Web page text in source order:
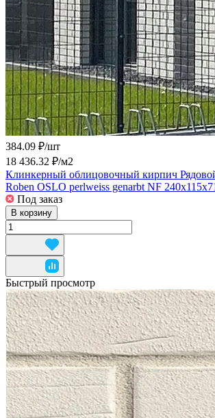
384.09 ₽/шт
18 436.32 ₽/м2
Клинкерный облицовочный кирпич
Roben OSLO perlweiss genarbt NF
Под заказ
В корзину
Быстрый просмотр